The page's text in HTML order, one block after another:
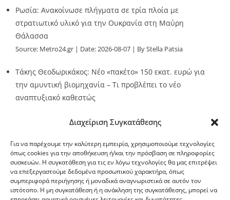
Διαχείριση Συγκατάθεσης
Για να παρέχουμε την καλύτερη εμπειρία, χρησιμοποιούμε τεχνολογίες
όπως cookies για την αποθήκευση ή/και την πρόσβαση σε πληροφορίες
συσκευών. Η συγκατάθεση για τις εν λόγω τεχνολογίες θα μας επιτρέψει
να επεξεργαστούμε δεδομένα προσωπικού χαρακτήρα, όπως
συμπεριφορά περιήγησης ή μοναδικά αναγνωριστικά σε αυτόν τον
ιστότοπο. Η μη συγκατάθεση ή η ανάκληση της συγκατάθεσης, μπορεί να
Ρωσία: Ανακοίνωσε πλήγματα σε τρία πλοία με
στρατιωτικό υλικό για την Ουκρανία στη Μαύρη
Θάλασσα
Source: Metro24.gr Date: 2026-08-07 By Stella Patsia
Τάκης Θεοδωρικάκος: Νέο «πακέτο» 150 εκατ. ευρώ για
την αμυντική βιομηχανία – Τι προβλέπει το νέο
αναπτυξιακό καθεστώς
G-point.gr